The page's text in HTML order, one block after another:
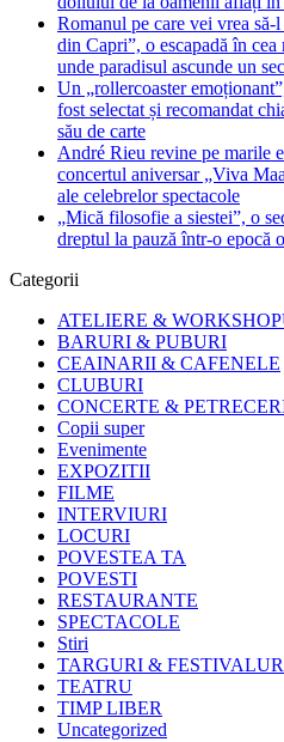
Romanul pe care vei vrea
din Capri”, o escapadă în
unde paradisul ascunde un
Un „rollercoaster
fost selectat și recomandat
său de carte
André Rieu revine pe marile
concertul aniversar „Viva
ale celebrelor spectacole
„Mică filosofie a siestei”, o
dreptul la pauză într-o epocă
Categorii
ATELIERE &
BARURI & PUBURI
CEAINARII & CAFENELE
CLUBURI
CONCERTE &
Copii super
Evenimente
EXPOZITII
FILME
INTERVIURI
LOCURI
POVESTEA TA
POVESTI
RESTAURANTE
SPECTACOLE
Stiri
TARGURI &
TEATRU
TIMP LIBER
Uncategorized